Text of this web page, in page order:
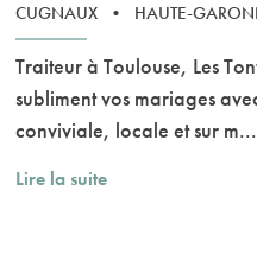
CUGNAUX • HAUTE-
Traiteur à Toulouse, Les
subliment vos mariages
conviviale, locale et sur m...
Lire la suite